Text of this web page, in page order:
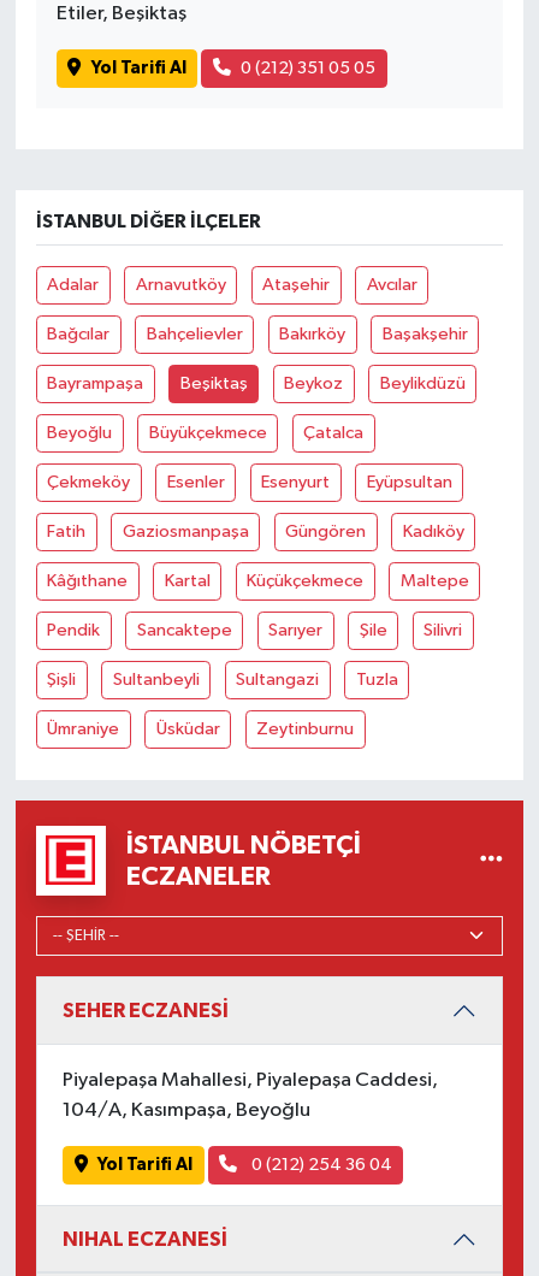
Etiler, Beşiktaş
Yol Tarifi Al 0 (212) 351 05 05
İSTANBUL DIĞER İLÇELER
Adalar Arnavutköy Ataşehir Avcılar
Bağcılar Bahçelievler Bakırköy Başakşehir
Bayrampaşa Beşiktaş Beykoz Beylikdüzü
Beyoğlu Büyükçekmece Çatalca
Çekmeköy Esenler Esenyurt Eyüpsultan
Fatih Gaziosmanpaşa Güngören Kadıköy
Kâğıthane Kartal Küçükçekmece Maltepe
Pendik Sancaktepe Sarıyer Şile Silivri
Şişli Sultanbeyli Sultangazi Tuzla
Ümraniye Üsküdar Zeytinburnu
İSTANBUL NÖBETÇI
ECZANELER
SEHER ECZANESİ
Piyalepaşa Mahallesi, Piyalepaşa Caddesi,
104/A, Kasımpaşa, Beyoğlu
Yol Tarifi Al 0 (212) 254 36 04
NIHAL ECZANESİ